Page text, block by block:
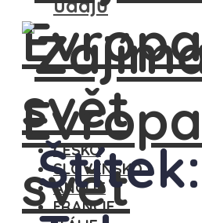
ČESKO
SLOVENSKO
ANGLIE
FRANCIE
Štítek: